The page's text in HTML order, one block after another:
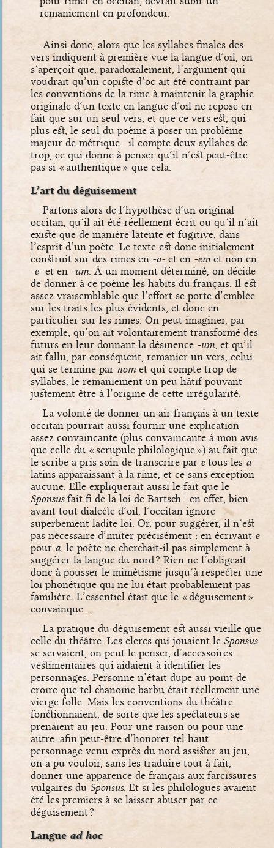
remaniement en profondeur.
Ainsi donc, alors que les syllabes finales des
vers indiquent à première vue la langue d’oïl, on
s’aperçoit que, paradoxalement, l’argument qui
voudrait qu’un copiste d’oc ait été contraint par
les conventions de la rime à maintenir la graphie
originale d’un texte en langue d’oïl ne repose en
fait que sur un seul vers, et que ce vers est, qui
plus est, le seul du poème à poser un problème
majeur de métrique : il compte deux syllabes de
trop, ce qui donne à penser qu’il n’est peut-être
pas si « authentique » que cela.
L’art du déguisement
Partons alors de l’hypothèse d’un original
occitan, qu’il ait été réellement écrit ou qu’il n’ait
existé que de manière latente et fugitive, dans
l’esprit d’un poète. Le texte est donc initialement
construit sur des rimes en -a-et en -em et non en
-e-et en -um. À un moment déterminé, on décide
de donner à ce poème les habits du français. Il est
assez vraisemblable que l’effort se porte d’emblée
sur les traits les plus évidents, et donc en
particulier sur les rimes. On peut imaginer, par
exemple, qu’on ait volontairement transformé des
futurs en leur donnant la désinence -um, et qu’il
ait fallu, par conséquent, remanier un vers, celui
qui se termine par nom et qui compte trop de
syllabes, le remaniement un peu hâtif pouvant
justement être à l’origine de cette irrégularité.
La volonté de donner un air français à un texte
occitan pourrait aussi fournir une explication
assez convaincante (plus convaincante à mon avis
que celle du « scrupule philologique ») au fait que
le scribe a pris soin de transcrire par etous les a
latins apparaissant à la rime, et ce sans exception
aucune. Elle expliquerait aussi le fait que le
Sponsusfait fi de la loi de Bartsch : en effet, bien
avant tout dialecte d’oïl, l’occitan ignore
superbement ladite loi. Or, pour suggérer, il n’est
pas nécessaire d’imiter précisément : en écrivant e
pour a, le poète ne cherchait-il pas simplement à
suggérer la langue du nord ? Rien ne l’obligeait
donc à pousser le mimétisme jusqu’à respecter une
loi phonétique qui ne lui était probablement pas
familière. L’essentiel était que le « déguisement »
convainque…
La pratique du déguisement est aussi vieille que
celle du théâtre. Les clercs qui jouaient le Sponsus
se servaient, on peut le penser, d’accessoires
vestimentaires qui aidaient à identifier les
personnages. Personne n’était dupe au point de
croire que tel chanoine barbu était réellement une
vierge folle. Mais les conventions du théâtre
fonctionnaient, de sorte que les spectateurs se
prenaient au jeu. Pour une raison ou pour une
autre, afin peut-être d’honorer tel haut
personnage venu exprès du nord assister au jeu,
on a pu vouloir, sans les traduire tout à fait,
donner une apparence de français aux farcissures
vulgaires du Sponsus. Et si les philologues avaient
été les premiers à se laisser abuser par ce
déguisement ?
Langue ad hoc